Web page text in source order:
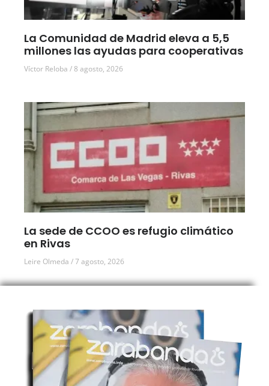
La Comunidad de Madrid eleva a 5,5
millones las ayudas para cooperativas
Víctor Reloba 8 agosto, 2026
La sede de CCOO es refugio climático
en Rivas
Leire Olmeda 7 agosto, 2026